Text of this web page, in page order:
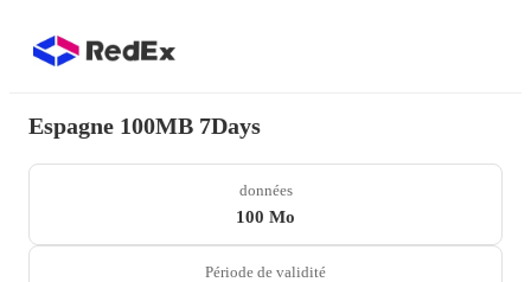
Espagne 100MB 7Days
données
100 Mo
Période de validité